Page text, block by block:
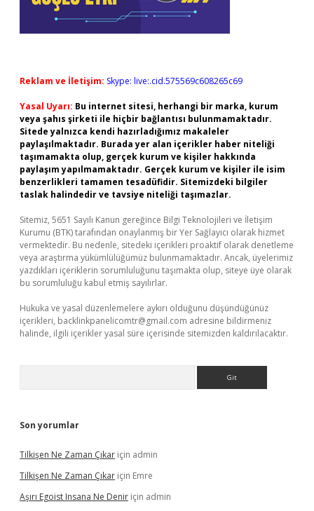
Reklam ve İletişim: Skype: live:.cid.575569c608265c69
Yasal Uyarı: Bu internet sitesi, herhangi bir marka, kurum
veya şahıs şirketi ile hiçbir bağlantısı bulunmamaktadır.
Sitede yalnızca kendi hazırladığımız makaleler
paylaşılmaktadır. Burada yer alan içerikler haber niteliği
taşımamakta olup, gerçek kurum ve kişiler hakkında
paylaşım yapılmamaktadır. Gerçek kurum ve kişiler ile isim
benzerlikleri tamamen tesadüfidir. Sitemizdeki bilgiler
taslak halindedir ve tavsiye niteliği taşımazlar.
Sitemiz, 5651 Sayılı Kanun gereğince Bilgi Teknolojileri ve İletişim
Kurumu (BTK) tarafından onaylanmış bir Yer Sağlayıcı olarak hizmet
vermektedir. Bu nedenle, sitedeki içerikleri proaktif olarak denetleme
veya araştırma yükümlülüğümüz bulunmamaktadır. Ancak, üyelerimiz
yazdıkları içeriklerin sorumluluğunu taşımakta olup, siteye üye olarak
bu sorumluluğu kabul etmiş sayılırlar.
Hukuka ve yasal düzenlemelere aykırı olduğunu düşündüğünüz
içerikleri, backlinkpanelicomtr@gmail.com adresine bildirmeniz
halinde, ilgili içerikler yasal süre içerisinde sitemizden kaldırılacaktır.
Son yorumlar
Tilkişen Ne Zaman Çıkar için admin
Tilkişen Ne Zaman Çıkar için Emre
Aşırı Egoist Insana Ne Denir için admin